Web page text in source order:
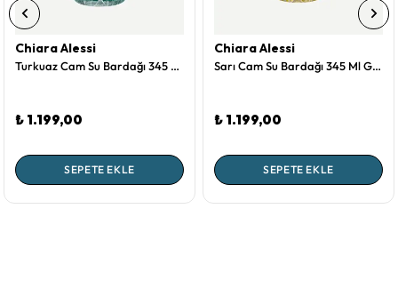
Chiara Alessi
Turkuaz Cam Su Bardağı 345 Ml Gloria Collection by Chiara Alessi
₺ 1.199,00
SEPETE EKLE
Chiara Alessi
Sarı Cam Su Bardağı 345 Ml Gloria Collection by Chiara Alessi
₺ 1.199,00
SEPETE EKLE